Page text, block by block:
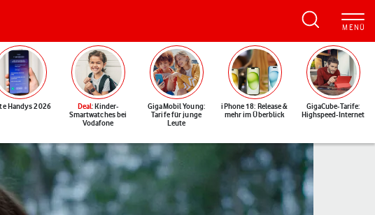
Handys 2026 Deal: Kinder-
Smartwatches bei
Vodafone
GigaMobil Young:
Tarife für junge
Leute
iPhone 18: Release &
mehr im Überblick
GigaCube-Tarife:
Highspeed-Internet